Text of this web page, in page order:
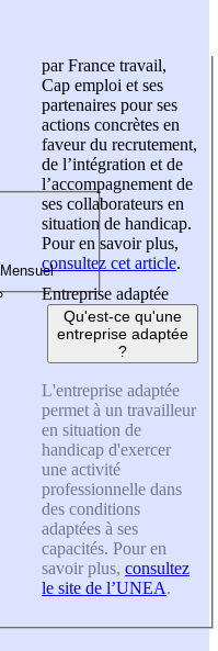
par France travail,
Cap emploi et ses
partenaires pour ses
actions concrètes en
faveur du recrutement,
de l’intégration et de
l’accompagnement de
ses collaborateurs en
situation de handicap.
Pour en savoir plus,
consultez cet article.
Entreprise adaptée
Qu'est-ce qu'une
entreprise adaptée
?
L'entreprise adaptée
permet à un travailleur
en situation de
handicap d'exercer
une activité
professionnelle dans
des conditions
adaptées à ses
capacités. Pour en
savoir plus, consultez
le site de l’UNEA.